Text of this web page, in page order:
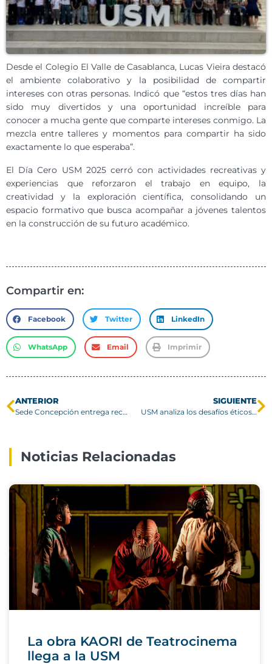
Desde el Colegio El Valle de Casablanca, Lucas Vieira destacó
el ambiente colaborativo y la posibilidad de compartir
intereses con otras personas. Indicó que “estos tres días han
sido muy divertidos y una oportunidad increíble para
conocer a mucha gente que comparte intereses conmigo. La
mezcla entre talleres y momentos para compartir ha sido
exactamente lo que esperaba”.
El Día Cero USM 2025 cerró con actividades recreativas y
experiencias que reforzaron el trabajo en equipo, la
creatividad y la exploración científica, consolidando un
espacio formativo que busca acompañar a jóvenes talentos
en la construcción de su futuro académico.
Compartir en:
Facebook Twitter LinkedIn
WhatsApp Email Imprimir
ANTERIOR
Sede Concepción entrega reconocimiento a estudiantes destacados
SIGUIENTE
USM analiza los desafíos éticos y normativos de la inteligencia artificial en la educación superior
Noticias Relacionadas
La obra KAORI de Teatrocinema
llega a la USM